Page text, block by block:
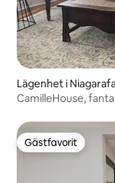
Lägenhet i
CamilleHouse,
Gästfavorit
Gästfavorit